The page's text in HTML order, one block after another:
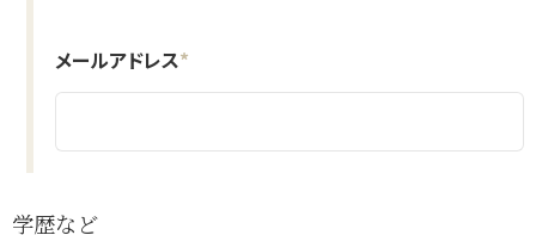
メールアドレス*
学歴など